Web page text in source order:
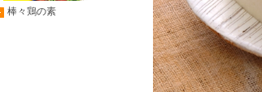
棒々鶏の素